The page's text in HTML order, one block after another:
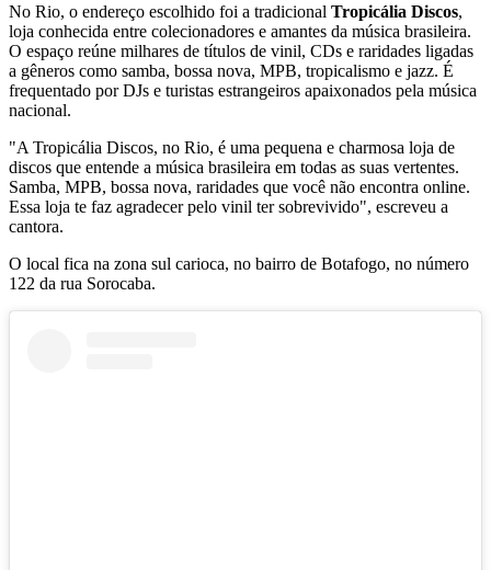
No Rio, o endereço escolhido foi a tradicional Tropicália Discos,
loja conhecida entre colecionadores e amantes da música brasileira.
O espaço reúne milhares de títulos de vinil, CDs e raridades ligadas
a gêneros como samba, bossa nova, MPB, tropicalismo e jazz. É
frequentado por DJs e turistas estrangeiros apaixonados pela música
nacional.
"A Tropicália Discos, no Rio, é uma pequena e charmosa loja de
discos que entende a música brasileira em todas as suas vertentes.
Samba, MPB, bossa nova, raridades que você não encontra online.
Essa loja te faz agradecer pelo vinil ter sobrevivido", escreveu a
cantora.
O local fica na zona sul carioca, no bairro de Botafogo, no número
122 da rua Sorocaba.